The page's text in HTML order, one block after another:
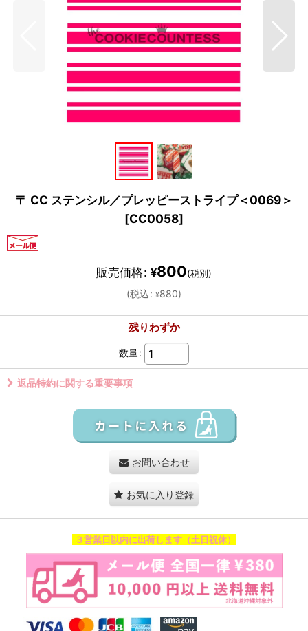
〒 CC ステンシル／プレッピーストライプ＜0069＞
[CC0058]
販売価格: ¥800(税別)
(税込: ¥880)
残りわずか
数量:
返品特約に関する重要事項
お問い合わせ
お気に入り登録
３営業日以内に出荷します（土日祝休）